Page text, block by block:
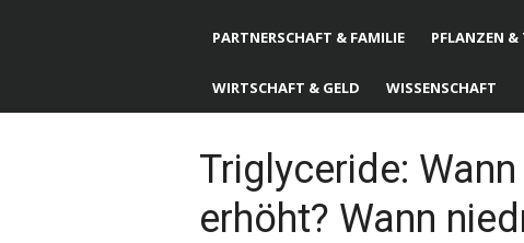
PARTNERSCHAFT & FAMILIE PFLANZEN &
WIRTSCHAFT & GELD WISSENSCHAFT
Triglyceride:
erhöht? Wann